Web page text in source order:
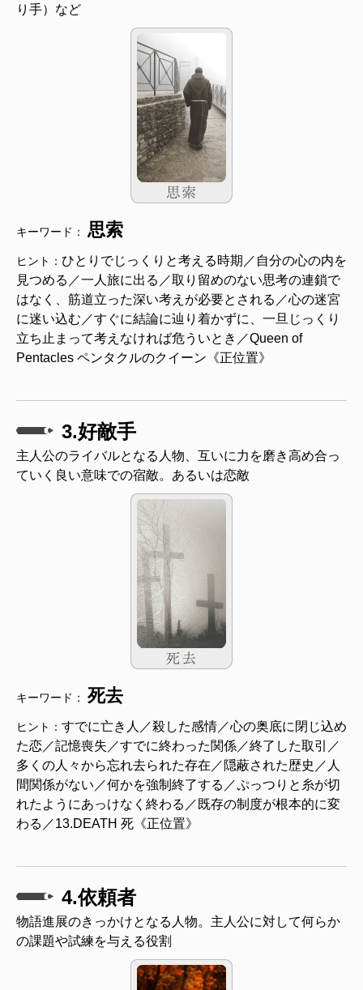
り手）など
キーワード： 思索
ヒント： ひとりでじっくりと考える時期／自分の心の内を
見つめる／一人旅に出る／取り留めのない思考の連鎖で
はなく、筋道立った深い考えが必要とされる／心の迷宮
に迷い込む／すぐに結論に辿り着かずに、一旦じっくり
立ち止まって考えなければ危ういとき／Queen of
Pentacles ペンタクルのクイーン《正位置》
3.好敵手
主人公のライバルとなる人物、互いに力を磨き高め合っ
ていく良い意味での宿敵。あるいは恋敵
キーワード： 死去
ヒント： すでに亡き人／殺した感情／心の奥底に閉じ込め
た恋／記憶喪失／すでに終わった関係／終了した取引／
多くの人々から忘れ去られた存在／隠蔽された歴史／人
間関係がない／何かを強制終了する／ぷっつりと糸が切
れたようにあっけなく終わる／既存の制度が根本的に変
わる／13.DEATH 死《正位置》
4.依頼者
物語進展のきっかけとなる人物。主人公に対して何らか
の課題や試練を与える役割